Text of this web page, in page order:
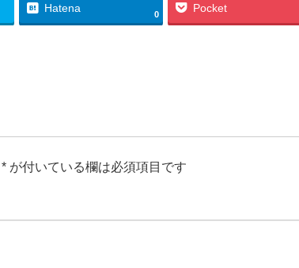
Hatena 0 Pocket
* が付いている欄は必須項目です